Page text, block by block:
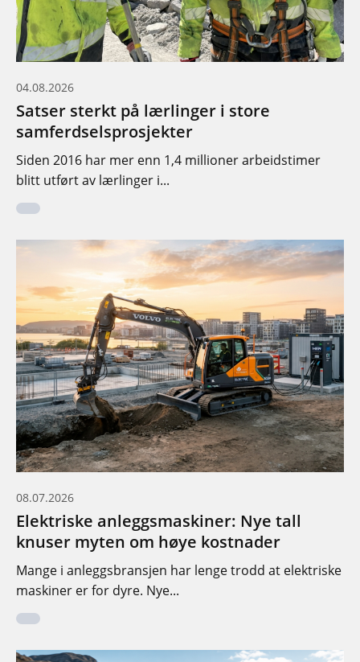
04.08.2026
Satser sterkt på lærlinger i store
samferdselsprosjekter
Siden 2016 har mer enn 1,4 millioner arbeidstimer
blitt utført av lærlinger i...
08.07.2026
Elektriske anleggsmaskiner: Nye tall
knuser myten om høye kostnader
Mange i anleggsbransjen har lenge trodd at elektriske
maskiner er for dyre. Nye...